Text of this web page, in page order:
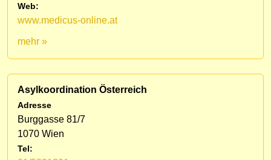
Web:
www.medicus-online.at
mehr »
Asylkoordination Österreich
Adresse
Burggasse 81/7
1070 Wien
Tel: